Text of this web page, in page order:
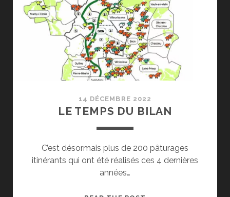
14 DÉCEMBRE 2022
LE TEMPS DU BILAN
C’est désormais plus de 200 pâturages
itinérants qui ont été réalisés ces 4 dernières
années…